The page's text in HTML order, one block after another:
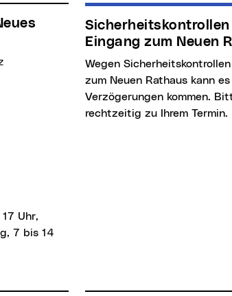
für Radfahrer
für öffentliche
anzeigen für motorisierten
Uhr,
7 bis 14
Sicherheitskontrollen beim
Eingang zum Neuen
Wegen Sicherheitskontrollen beim Eingang
zum Neuen Rathaus kann
Verzögerungen kommen.
rechtzeitig zu Ihrem Termin.